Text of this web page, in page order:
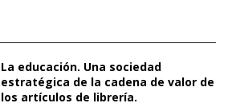
La educación. Una sociedad
estratégica de la cadena de valor de
los artículos de librería.